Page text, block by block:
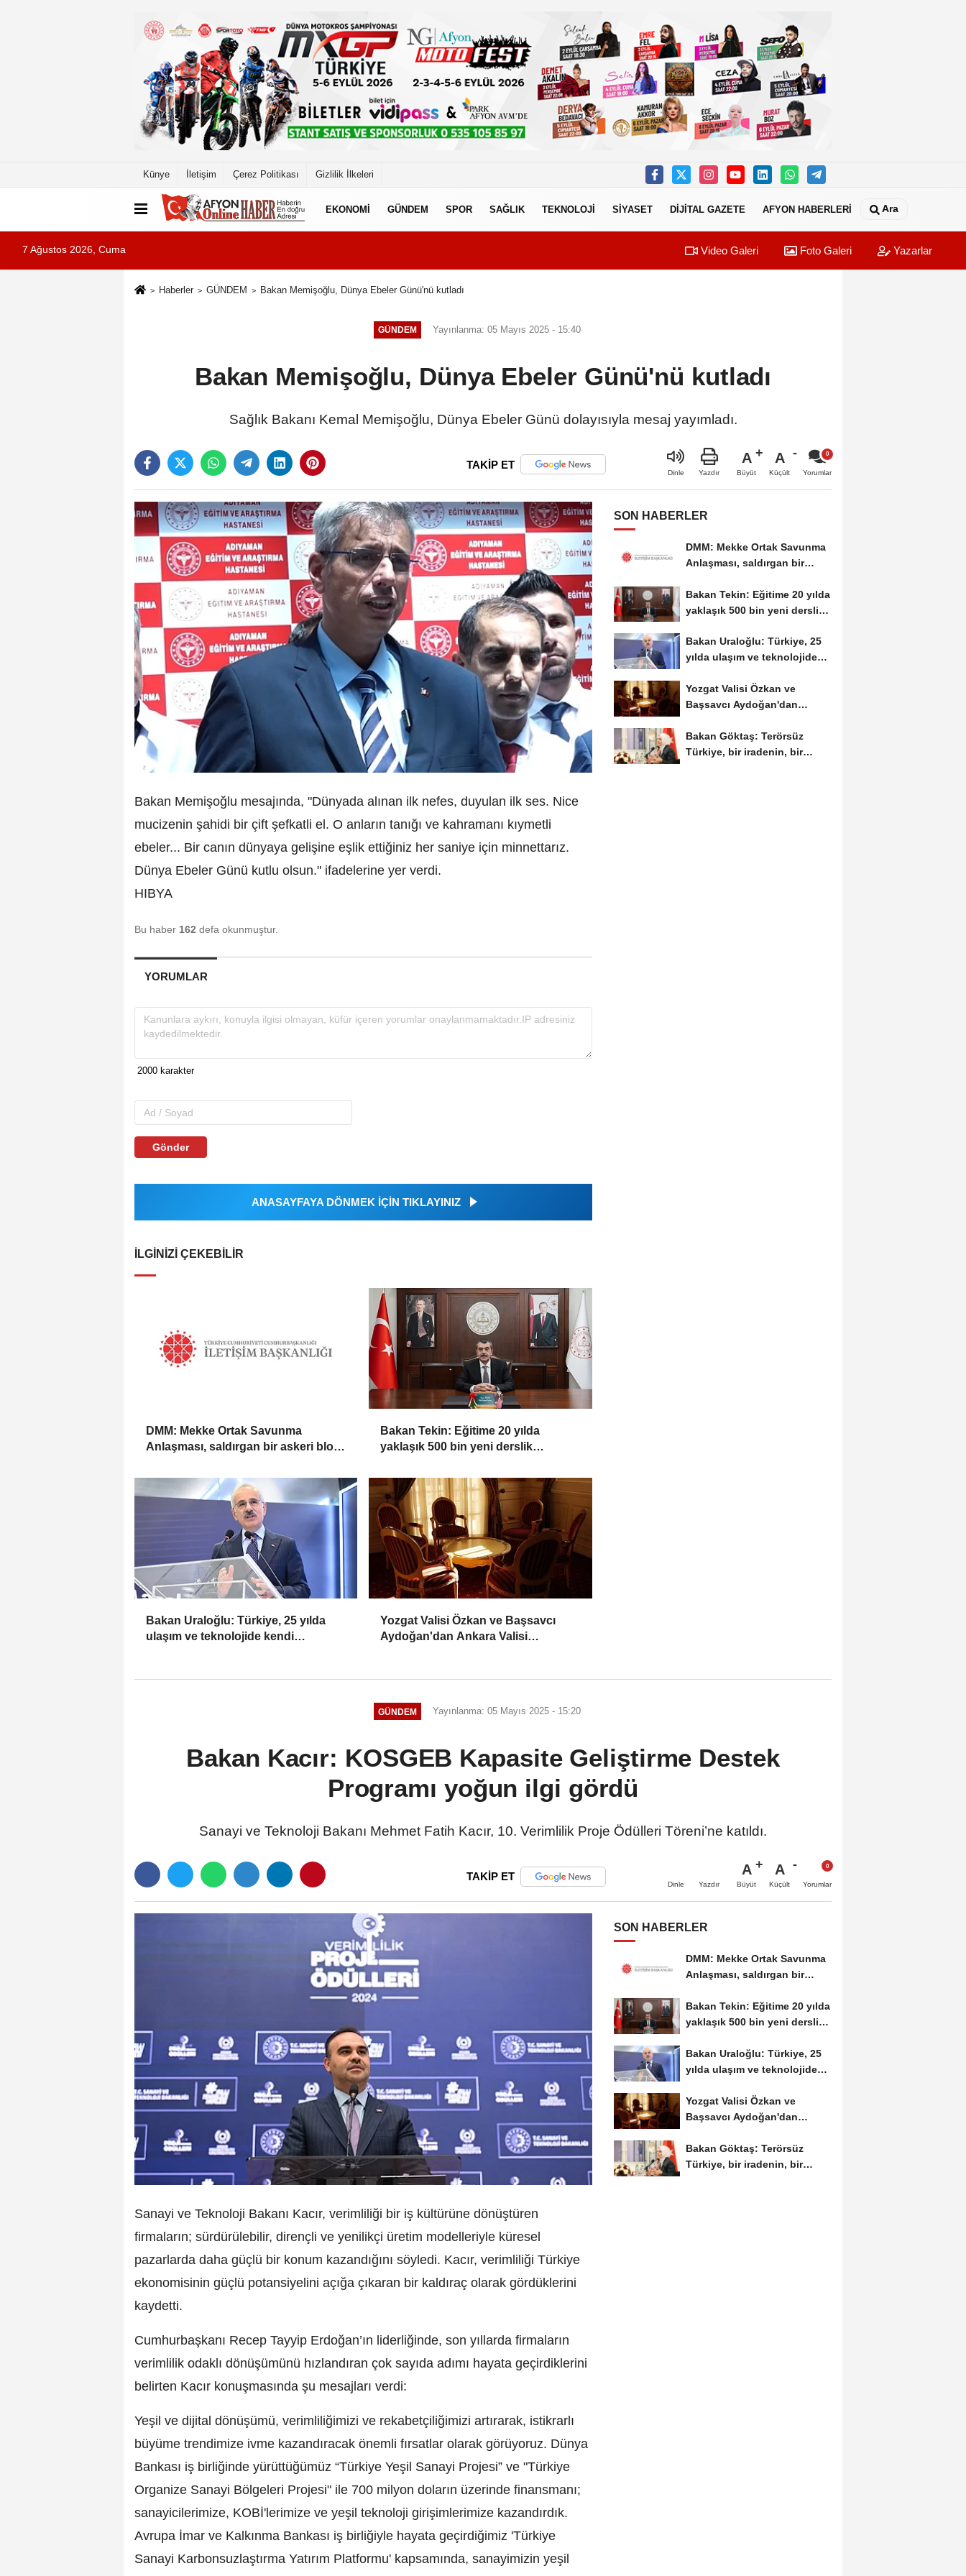
Künye İletişim Çerez Politikası Gizlilik İlkeleri
EKONOMİ GÜNDEM SPOR SAĞLIK TEKNOLOJİ SİYASET DİJİTAL GAZETE AFYON HABERLERİ Ara
7 Ağustos 2026, Cuma Video Galeri Foto Galeri Yazarlar
Haberler GÜNDEM Bakan Memişoğlu, Dünya Ebeler Günü'nü kutladı
GÜNDEM Yayınlanma: 05 Mayıs 2025 - 15:40
Bakan Memişoğlu, Dünya Ebeler Günü'nü kutladı
Sağlık Bakanı Kemal Memişoğlu, Dünya Ebeler Günü dolayısıyla mesaj yayımladı.
TAKİP ET
Dinle Yazdır
A
Büyüt
A
Küçült Yorumlar
Bakan Memişoğlu mesajında, "Dünyada alınan ilk nefes, duyulan ilk ses. Nice
mucizenin şahidi bir çift şefkatli el. O anların tanığı ve kahramanı kıymetli
ebeler... Bir canın dünyaya gelişine eşlik ettiğiniz her saniye için minnettarız.
Dünya Ebeler Günü kutlu olsun." ifadelerine yer verdi.
HIBYA
Bu haber 162 defa okunmuştur.
YORUMLAR
Gönder
ANASAYFAYA DÖNMEK İÇİN TIKLAYINIZ
İLGINIZI ÇEKEBILIR
DMM: Mekke Ortak Savunma
Anlaşması, saldırgan bir askeri blok
Bakan Tekin: Eğitime 20 yılda
yaklaşık 500 bin yeni derslik
Bakan Uraloğlu: Türkiye, 25 yılda
ulaşım ve teknolojide kendi
Yozgat Valisi Özkan ve Başsavcı
Aydoğan'dan Ankara Valisi
SON HABERLER
DMM: Mekke Ortak Savunma
Anlaşması, saldırgan bir
Bakan Tekin: Eğitime 20 yılda
yaklaşık 500 bin yeni derslik
Bakan Uraloğlu: Türkiye, 25
yılda ulaşım ve teknolojide
Yozgat Valisi Özkan ve
Başsavcı Aydoğan'dan
Bakan Göktaş: Terörsüz
Türkiye, bir iradenin, bir
GÜNDEM Yayınlanma: 05 Mayıs 2025 - 15:20
Bakan Kacır: KOSGEB Kapasite Geliştirme Destek
Programı yoğun ilgi gördü
Sanayi ve Teknoloji Bakanı Mehmet Fatih Kacır, 10. Verimlilik Proje Ödülleri Töreni’ne katıldı.
TAKİP ET
Dinle Yazdır
A
Büyüt
A
Küçült Yorumlar
Sanayi ve Teknoloji Bakanı Kacır, verimliliği bir iş kültürüne dönüştüren
firmaların; sürdürülebilir, dirençli ve yenilikçi üretim modelleriyle küresel
pazarlarda daha güçlü bir konum kazandığını söyledi. Kacır, verimliliği Türkiye
ekonomisinin güçlü potansiyelini açığa çıkaran bir kaldıraç olarak gördüklerini
kaydetti.
Cumhurbaşkanı Recep Tayyip Erdoğan’ın liderliğinde, son yıllarda firmaların
verimlilik odaklı dönüşümünü hızlandıran çok sayıda adımı hayata geçirdiklerini
belirten Kacır konuşmasında şu mesajları verdi:
Yeşil ve dijital dönüşümü, verimliliğimizi ve rekabetçiliğimizi artırarak, istikrarlı
büyüme trendimize ivme kazandıracak önemli fırsatlar olarak görüyoruz. Dünya
Bankası iş birliğinde yürüttüğümüz “Türkiye Yeşil Sanayi Projesi” ve "Türkiye
Organize Sanayi Bölgeleri Projesi" ile 700 milyon doların üzerinde finansmanı;
sanayicilerimize, KOBİ'lerimize ve yeşil teknoloji girişimlerimize kazandırdık.
Avrupa İmar ve Kalkınma Bankası iş birliğiyle hayata geçirdiğimiz 'Türkiye
Sanayi Karbonsuzlaştırma Yatırım Platformu' kapsamında, sanayimizin yeşil
SON HABERLER
DMM: Mekke Ortak Savunma
Anlaşması, saldırgan bir
Bakan Tekin: Eğitime 20 yılda
yaklaşık 500 bin yeni derslik
Bakan Uraloğlu: Türkiye, 25
yılda ulaşım ve teknolojide
Yozgat Valisi Özkan ve
Başsavcı Aydoğan'dan
Bakan Göktaş: Terörsüz
Türkiye, bir iradenin, bir